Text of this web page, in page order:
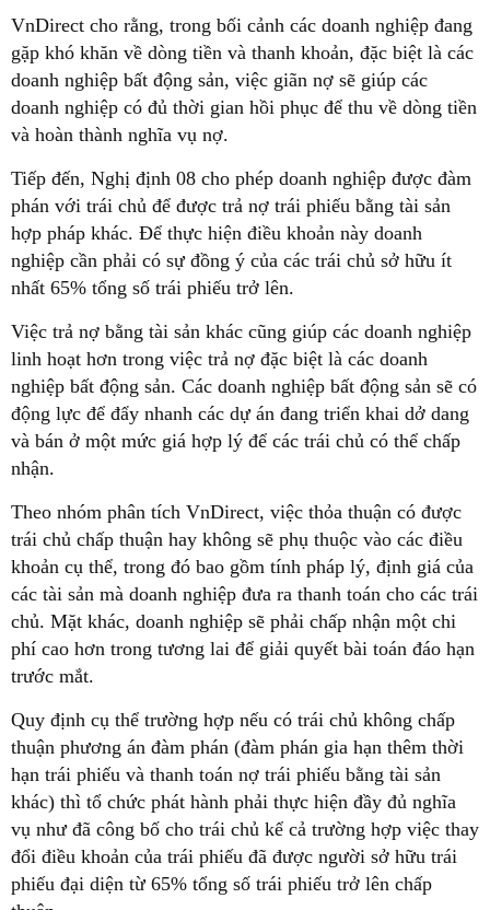
VnDirect cho rằng, trong bối cảnh các doanh nghiệp đang
gặp khó khăn về dòng tiền và thanh khoản, đặc biệt là các
doanh nghiệp bất động sản, việc giãn nợ sẽ giúp các
doanh nghiệp có đủ thời gian hồi phục để thu về dòng tiền
và hoàn thành nghĩa vụ nợ.
Tiếp đến, Nghị định 08 cho phép doanh nghiệp được đàm
phán với trái chủ để được trả nợ trái phiếu bằng tài sản
hợp pháp khác. Để thực hiện điều khoản này doanh
nghiệp cần phải có sự đồng ý của các trái chủ sở hữu ít
nhất 65% tổng số trái phiếu trở lên.
Việc trả nợ bằng tài sản khác cũng giúp các doanh nghiệp
linh hoạt hơn trong việc trả nợ đặc biệt là các doanh
nghiệp bất động sản. Các doanh nghiệp bất động sản sẽ có
động lực để đẩy nhanh các dự án đang triển khai dở dang
và bán ở một mức giá hợp lý để các trái chủ có thể chấp
nhận.
Theo nhóm phân tích VnDirect, việc thỏa thuận có được
trái chủ chấp thuận hay không sẽ phụ thuộc vào các điều
khoản cụ thể, trong đó bao gồm tính pháp lý, định giá của
các tài sản mà doanh nghiệp đưa ra thanh toán cho các trái
chủ. Mặt khác, doanh nghiệp sẽ phải chấp nhận một chi
phí cao hơn trong tương lai để giải quyết bài toán đáo hạn
trước mắt.
Quy định cụ thể trường hợp nếu có trái chủ không chấp
thuận phương án đàm phán (đàm phán gia hạn thêm thời
hạn trái phiếu và thanh toán nợ trái phiếu bằng tài sản
khác) thì tổ chức phát hành phải thực hiện đầy đủ nghĩa
vụ như đã công bố cho trái chủ kể cả trường hợp việc thay
đổi điều khoản của trái phiếu đã được người sở hữu trái
phiếu đại diện từ 65% tổng số trái phiếu trở lên chấp